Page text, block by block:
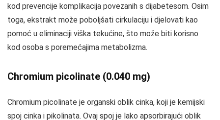
kod prevencije komplikacija povezanih s dijabetesom. Osim
toga, ekstrakt može poboljšati cirkulaciju i djelovati kao
pomoć u eliminaciji viška tekućine, što može biti korisno
kod osoba s poremećajima metabolizma.
Chromium picolinate (0.040 mg)
Chromium picolinate je organski oblik cinka, koji je kemijski
spoj cinka i pikolinata. Ovaj spoj je lako apsorbirajući oblik